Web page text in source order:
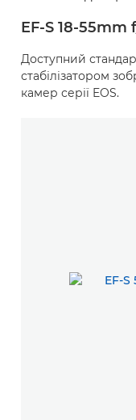
EF-S 18-55mm
Доступний
стабілізатором
камер серії EOS.